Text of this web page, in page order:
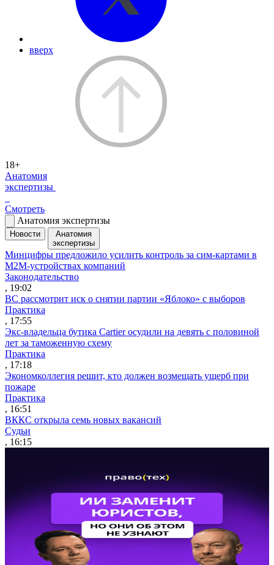
вверх
18+
Анатомия
экспертизы
Смотреть
Анатомия экспертизы
Новости
Анатомия
экспертизы
Минцифры предложило усилить контроль за сим-картами в
M2M-устройствах компаний
Законодательство
, 19:02
ВС рассмотрит иск о снятии партии «Яблоко» с выборов
Практика
, 17:55
Экс-владельца бутика Cartier осудили на девять с половиной
лет за таможенную схему
Практика
, 17:18
Экономколлегия решит, кто должен возмещать ущерб при
пожаре
Практика
, 16:51
ВККС открыла семь новых вакансий
Судьи
, 16:15